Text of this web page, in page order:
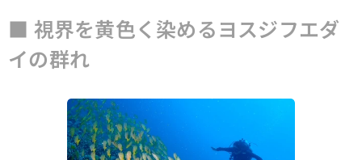
■ 視界を黄色く染めるヨスジフエダ
イの群れ